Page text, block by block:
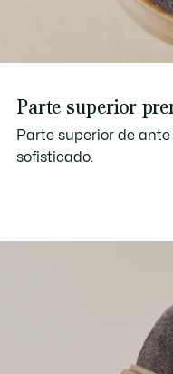
Parte superior
Parte superior de
sofisticado.